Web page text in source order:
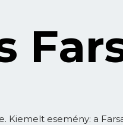
esemény: a